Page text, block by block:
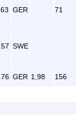
GER 71
SWE
GER 1,98 156